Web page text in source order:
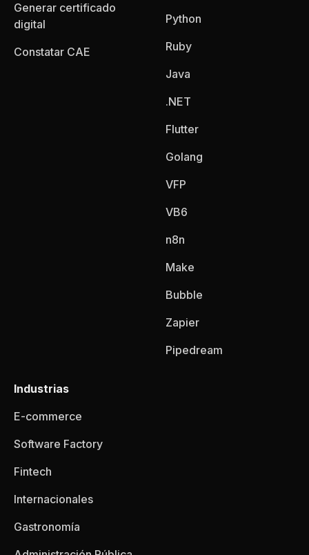
Generar certificado
digital
Constatar CAE
Python
Ruby
Java
.NET
Flutter
Golang
VFP
VB6
n8n
Make
Bubble
Zapier
Pipedream
Industrias
E-commerce
Software Factory
Fintech
Internacionales
Gastronomía